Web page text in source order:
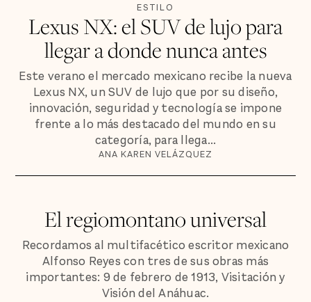
ESTILO
Lexus NX: el SUV de lujo para
llegar a donde nunca antes
Este verano el mercado mexicano recibe la nueva
Lexus NX, un SUV de lujo que por su diseño,
innovación, seguridad y tecnología se impone
frente a lo más destacado del mundo en su
categoría, para llega...
ANA KAREN VELÁZQUEZ
El regiomontano universal
Recordamos al multifacético escritor mexicano
Alfonso Reyes con tres de sus obras más
importantes: 9 de febrero de 1913, Visitación y
Visión del Anáhuac.